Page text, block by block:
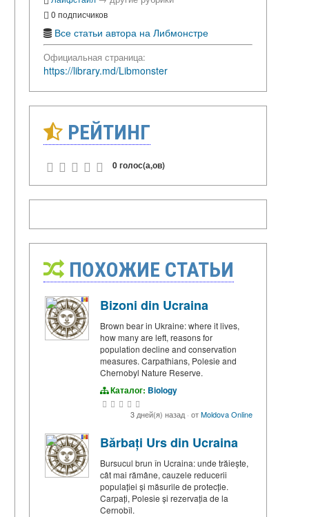
0 подписчиков
Все статьи автора на Либмонстре
Официальная страница:
https://library.md/Libmonster
РЕЙТИНГ
0 голос(а,ов)
ПОХОЖИЕ СТАТЬИ
Bizoni din Ucraina
Brown bear in Ukraine: where it lives,
how many are left, reasons for
population decline and conservation
measures. Carpathians, Polesie and
Chernobyl Nature Reserve.
Каталог: Biology
3 дней(я) назад· отMoldova Online
Bărbați Urs din Ucraina
Bursucul brun în Ucraina: unde trăiește,
cât mai rămâne, cauzele reducerii
populației și măsurile de protecție.
Carpați, Polesie și rezervația de la
Cernobîl.